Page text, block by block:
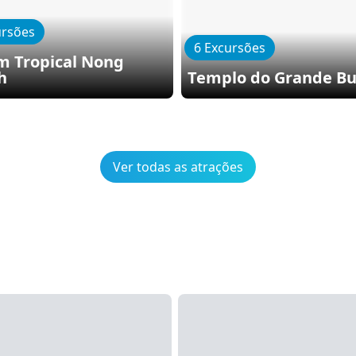
Tropical Nong
6 Excursões
Templo do Grande
Ver todas as atrações